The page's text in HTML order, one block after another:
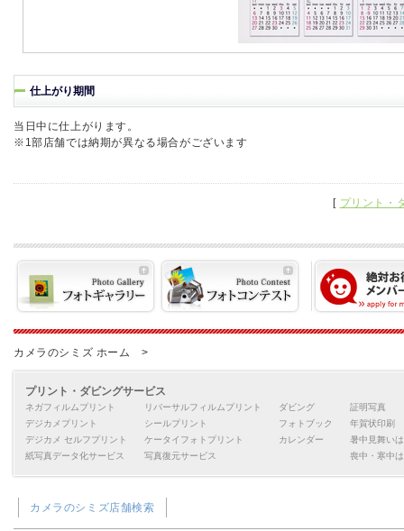
仕上がり期間
当日中に仕上がります。
※1部店舗では納期が異なる場合がございます
[ プリント・
カメラのシミズ ホーム >
プリント・ダビングサービス
ネガフィルムプリント
デジカメプリント
デジカメ セルフプリント
紙写真データ化サービス
リバーサルフィルムプリント
シールプリント
ケータイフォトプリント
写真復元サービス
ダビング
フォトブック
カレンダー
証明写真
年賀状印刷
暑中見舞い
喪中・寒中
カメラのシミズ店舗検索